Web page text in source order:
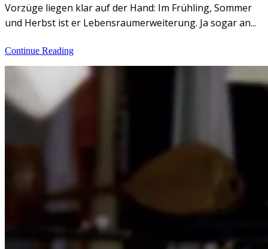
Vorzüge liegen klar auf der Hand: Im Frühling, Sommer
und Herbst ist er Lebensraumerweiterung. Ja sogar an...
Continue Reading